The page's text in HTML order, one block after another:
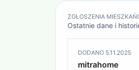
ZGŁOSZENIA
Ostatnie dane i
DODANO 5.11.2025
mitrahome